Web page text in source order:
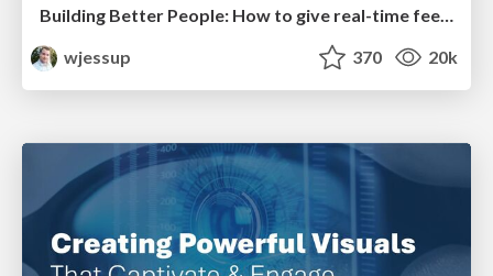
Building Better People: How to give real-time feedback that sticks.
wjessup
370 20k